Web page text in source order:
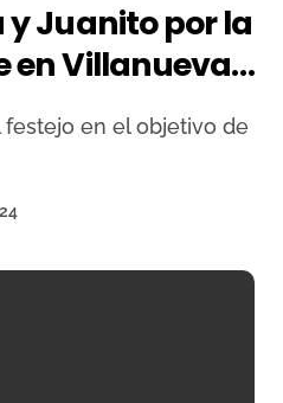
y Juanito por la
en Villanueva